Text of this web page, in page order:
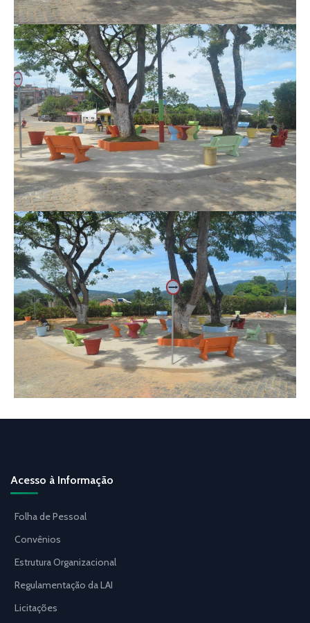
Acesso à Informação
Folha de Pessoal
Convênios
Estrutura Organizacional
Regulamentação da LAI
Licitações